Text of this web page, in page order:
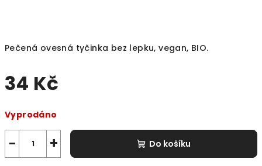
Pečená ovesná tyčinka bez lepku, vegan, BIO.
34 Kč
cena:
Vyprodáno
+
− Do košíku